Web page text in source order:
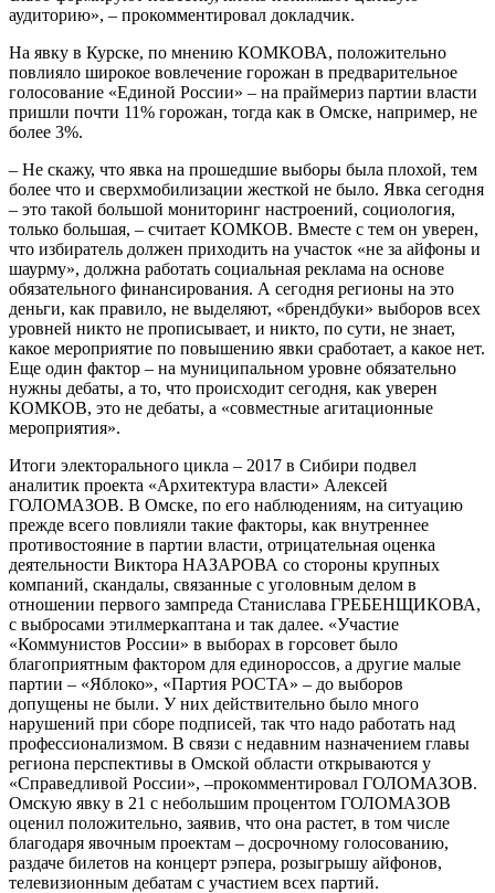
аудиторию», – прокомментировал докладчик.
На явку в Курске, по мнению КОМКОВА, положительно
повлияло широкое вовлечение горожан в предварительное
голосование «Единой России» – на праймериз партии власти
пришли почти 11% горожан, тогда как в Омске, например, не
более 3%.
– Не скажу, что явка на прошедшие выборы была плохой, тем
более что и сверхмобилизации жесткой не было. Явка сегодня
– это такой большой мониторинг настроений, социология,
только большая, – считает КОМКОВ. Вместе с тем он уверен,
что избиратель должен приходить на участок «не за айфоны и
шаурму», должна работать социальная реклама на основе
обязательного финансирования. А сегодня регионы на это
деньги, как правило, не выделяют, «брендбуки» выборов всех
уровней никто не прописывает, и никто, по сути, не знает,
какое мероприятие по повышению явки сработает, а какое нет.
Еще один фактор – на муниципальном уровне обязательно
нужны дебаты, а то, что происходит сегодня, как уверен
КОМКОВ, это не дебаты, а «совместные агитационные
мероприятия».
Итоги электорального цикла – 2017 в Сибири подвел
аналитик проекта «Архитектура власти» Алексей
ГОЛОМАЗОВ. В Омске, по его наблюдениям, на ситуацию
прежде всего повлияли такие факторы, как внутреннее
противостояние в партии власти, отрицательная оценка
деятельности Виктора НАЗАРОВА со стороны крупных
компаний, скандалы, связанные с уголовным делом в
отношении первого зампреда Станислава ГРЕБЕНЩИКОВА,
с выбросами этилмеркаптана и так далее. «Участие
«Коммунистов России» в выборах в горсовет было
благоприятным фактором для единороссов, а другие малые
партии – «Яблоко», «Партия РОСТА» – до выборов
допущены не были. У них действительно было много
нарушений при сборе подписей, так что надо работать над
профессионализмом. В связи с недавним назначением главы
региона перспективы в Омской области открываются у
«Справедливой России», –прокомментировал ГОЛОМАЗОВ.
Омскую явку в 21 с небольшим процентом ГОЛОМАЗОВ
оценил положительно, заявив, что она растет, в том числе
благодаря явочным проектам – досрочному голосованию,
раздаче билетов на концерт рэпера, розыгрышу айфонов,
телевизионным дебатам с участием всех партий.